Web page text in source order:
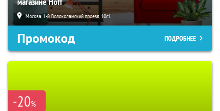
Москва, 1-й Волоколамский проезд, 10с1
Промокод ПОДРОБНЕЕ
-20%